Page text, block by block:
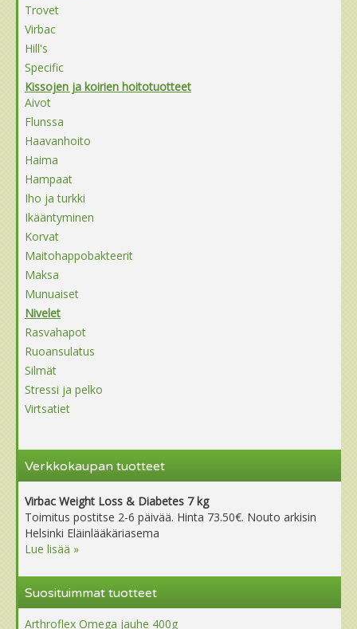
Trovet
Virbac
Hill's
Specific
Kissojen ja koirien hoitotuotteet
Aivot
Flunssa
Haavanhoito
Haima
Hampaat
Iho ja turkki
Ikääntyminen
Korvat
Maitohappobakteerit
Maksa
Munuaiset
Nivelet
Rasvahapot
Ruoansulatus
Silmät
Stressi ja pelko
Virtsatiet
Verkkokaupan tuotteet
Virbac Weight Loss & Diabetes 7 kg
Toimitus postitse 2-6 päivää. Hinta 73.50€. Nouto arkisin
Helsinki Eläinlääkäriasema
Lue lisää »
Suosituimmat tuotteet
Arthroflex Omega jauhe 400g